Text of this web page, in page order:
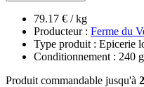
79.17 € / kg
Producteur : Ferme du
Type produit : Epicerie
Conditionnement : 240 g
Produit commandable jusqu'à 2